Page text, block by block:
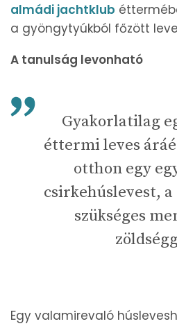
almádi jachtklub
a gyöngytyúkból főzött
A tanulság levonható
Gyakorlatilag
éttermi leves
otthon egy
csirkehúslevest,
szükséges
Egy valamirevaló